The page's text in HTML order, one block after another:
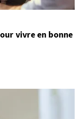
vivre en bonne